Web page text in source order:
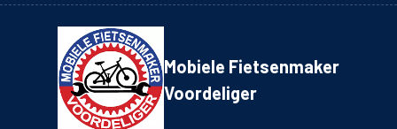
Mobiele Fietsenmaker
Voordeliger